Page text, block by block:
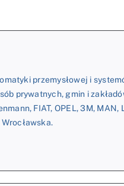
przemysłowej i
prywatnych, gmin i
FIAT, OPEL, 3M,